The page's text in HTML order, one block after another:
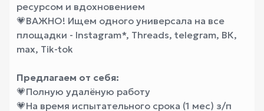
ресурсом и вдохновением
💗ВАЖНО! Ищем одного универсала на все
площадки - Instagram*, Threads, telegram, ВК,
max, Tik-tok
Предлагаем от себя:
💗Полную удалёную работу
💗На время испытательного срока (1 мес) з/п